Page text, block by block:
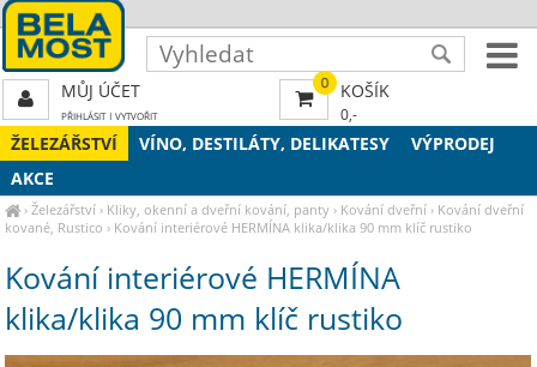
ŽELEZÁŘSTVÍ VÍNO, DESTILÁTY, DELIKATESY
VÝPRODEJ
AKCE
›Železářství › Kliky, okenní a dveřní kování, panty › Kování dveřní › Kování dveřní
kované, Rustico › Kování interiérové HERMÍNA klika/klika 90 mm klíč rustiko
Kování interiérové HERMÍNA
klika/klika 90 mm klíč rustiko
0 KOŠÍK
0,-
MŮJ ÚČET
PŘIHLÁSIT| VYTVOŘIT